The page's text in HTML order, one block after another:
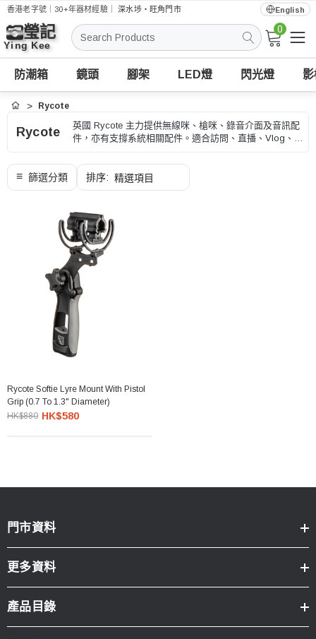
香港老字號｜30+年器材經驗｜深水埗・旺角門市 English
搜
索
0
防潮箱 鏡頭 腳架 LED燈 閃光燈
首頁 Rycote
Rycote
英國 Rycote 主力提供無線咪、槍咪、錄音介面及音訊配
件，亦有支撐系統相關配件。適合訪問、直播、Vlog、錄
距離、型號和用途核對。
Rycote Softie Lyre Mount With Pistol
Grip (0.7 To 1.3" Diameter)
HK$880 HK$580
門市資料
更多資料
產品目錄